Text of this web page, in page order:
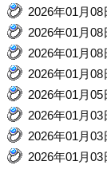
2026年01月
2026年01月
2026年01月
2026年01月
2026年01月
2026年01月
2026年01月
2026年01月